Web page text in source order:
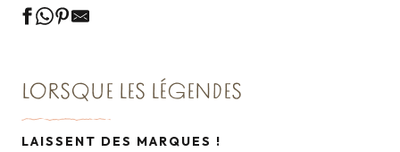
LORSQUE LES LÉGENDES
LAISSENT DES MARQUES !